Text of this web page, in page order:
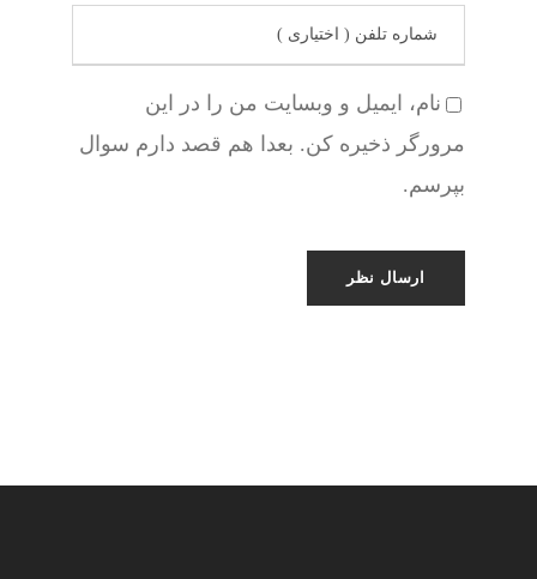
نام، ایمیل و وبسایت من را در این
مرورگر ذخیره کن. بعدا هم قصد دارم سوال
بپرسم.